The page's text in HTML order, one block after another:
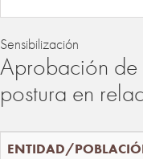
Sensibilización
Aprobación
postura en